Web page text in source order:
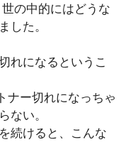
の中的にはどうな
した。
れになるというこ
ナー切れになっちゃ
ない。
続けると、こんな